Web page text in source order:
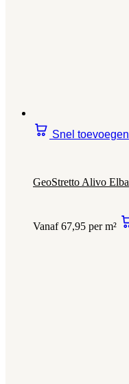
Snel toevoegen
GeoStretto Alivo Elba
Vanaf 67,95 per m²